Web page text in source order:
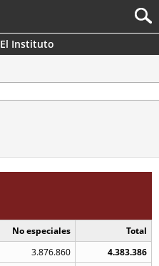
El Instituto
No especiales
Total
3.876.860
4.383.386